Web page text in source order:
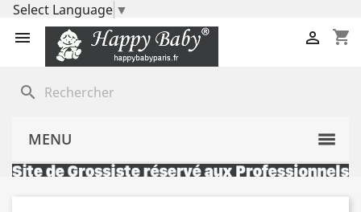
Select Language ▼
 shopping_cart

search
MENU